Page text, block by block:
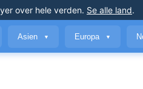
over hele verden. Se alle land.
Asien ▼ Europa ▼